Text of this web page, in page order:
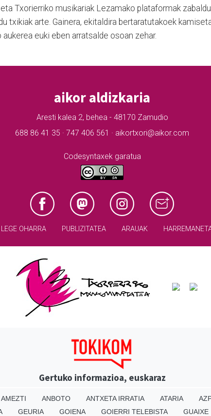
Txorierriko musikariak Lezamako plataformak zabaldu
txikiak arte. Gainera, ekitaldira bertaratutakoek
euki eben arratsalde osoan zehar.
aikor aldizkaria
Aresti kalea 2, behea - 48170 Zamudio
688 86 41 35 · 747 406 561 · aikortxori@aikor.com
Codesyntaxek garatua
LEGE OHARRA PUBLIZITATEA ARAUAK
Gertuko informazioa, euskaraz
AMEZTI ANBOTO ANTXETA IRRATIA ATARIA
GEURIA GOIENA GOIERRI TELEBISTA GUAIXE